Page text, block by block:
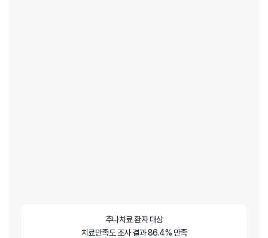
추나치료 환자 대상
치료만족도 조사 결과 86.4% 만족